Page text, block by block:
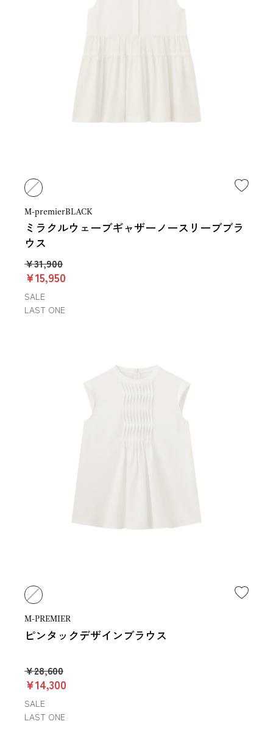
M-premierBLACK
ミラクルウェーブギャザーノースリーブブラ
ウス
￥31,900
￥15,950
SALE
LAST ONE
M-PREMIER
ピンタックデザインブラウス
￥28,600
￥14,300
SALE
LAST ONE